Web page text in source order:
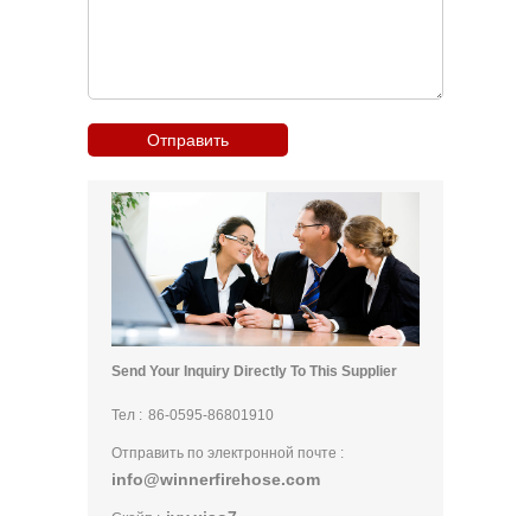
Send Your Inquiry Directly To This Supplier
Тел : 86-0595-86801910
Отправить по электронной почте :
info@winnerfirehose.com